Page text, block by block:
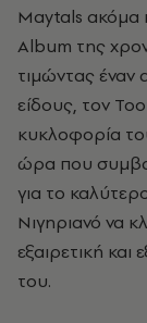
Maytals ακόμα
Album της
τιμώντας
είδους, τον
κυκλοφορία
ώρα που
για το
Νιγηριανό να
εξαιρετική
του.